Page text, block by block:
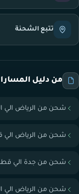
تتبع الشحنة
من دليل
شحن من الرياض الي
شحن من الرياض الي
شحن من جدة الي
شحن من الرياض الي